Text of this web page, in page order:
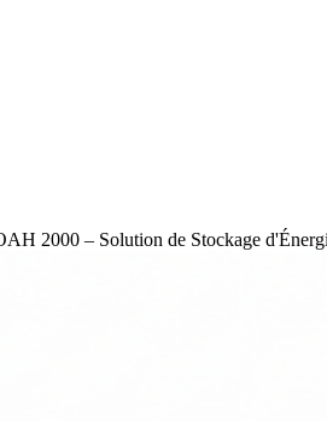
2000 – Solution de Stockage